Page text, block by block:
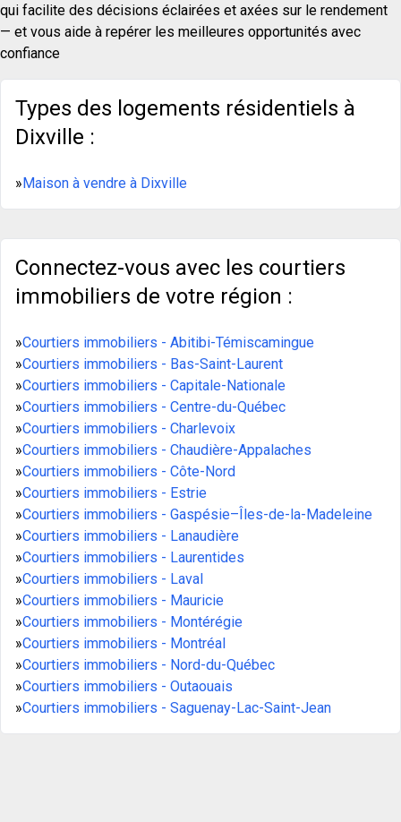
qui facilite des décisions éclairées et axées sur le rendement
— et vous aide à repérer les meilleures opportunités avec
confiance
Types des logements résidentiels à
Dixville :
» Maison à vendre à Dixville
Connectez-vous avec les courtiers
immobiliers de votre région :
»Courtiers immobiliers - Abitibi-Témiscamingue
»Courtiers immobiliers - Bas-Saint-Laurent
»Courtiers immobiliers - Capitale-Nationale
»Courtiers immobiliers - Centre-du-Québec
»Courtiers immobiliers - Charlevoix
»Courtiers immobiliers - Chaudière-Appalaches
»Courtiers immobiliers - Côte-Nord
»Courtiers immobiliers - Estrie
»Courtiers immobiliers - Gaspésie–Îles-de-la-Madeleine
»Courtiers immobiliers - Lanaudière
»Courtiers immobiliers - Laurentides
»Courtiers immobiliers - Laval
»Courtiers immobiliers - Mauricie
»Courtiers immobiliers - Montérégie
»Courtiers immobiliers - Montréal
»Courtiers immobiliers - Nord-du-Québec
»Courtiers immobiliers - Outaouais
»Courtiers immobiliers - Saguenay-Lac-Saint-Jean